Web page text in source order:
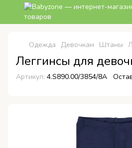
Одежда Девочкам Штаны
Леггинсы для
Артикул: 4.S890.00/3854/8A